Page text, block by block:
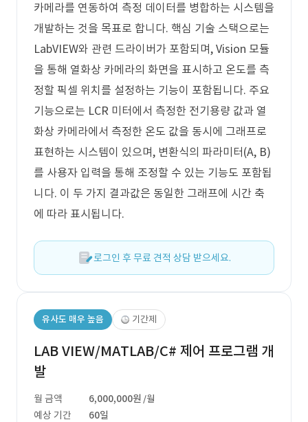
카메라를 연동하여 측정 데이터를 병합하는 시스템을
개발하는 것을 목표로 합니다. 핵심 기술 스택으로는
LabVIEW와 관련 드라이버가 포함되며, Vision 모듈
을 통해 열화상 카메라의 화면을 표시하고 온도를 측
정할 픽셀 위치를 설정하는 기능이 포함됩니다. 주요
기능으로는 LCR 미터에서 측정한 전기용량 값과 열
화상 카메라에서 측정한 온도 값을 동시에 그래프로
표현하는 시스템이 있으며, 변환식의 파라미터(A, B)
를 사용자 입력을 통해 조정할 수 있는 기능도 포함됩
니다. 이 두 가지 결과값은 동일한 그래프에 시간 축
에 따라 표시됩니다.
로그인 후 무료 견적 상담 받으세요.
유사도 매우 높음 기간제
LAB VIEW/MATLAB/C# 제어 프로그램 개
발
월 금액 6,000,000원 /월
예상 기간
60일